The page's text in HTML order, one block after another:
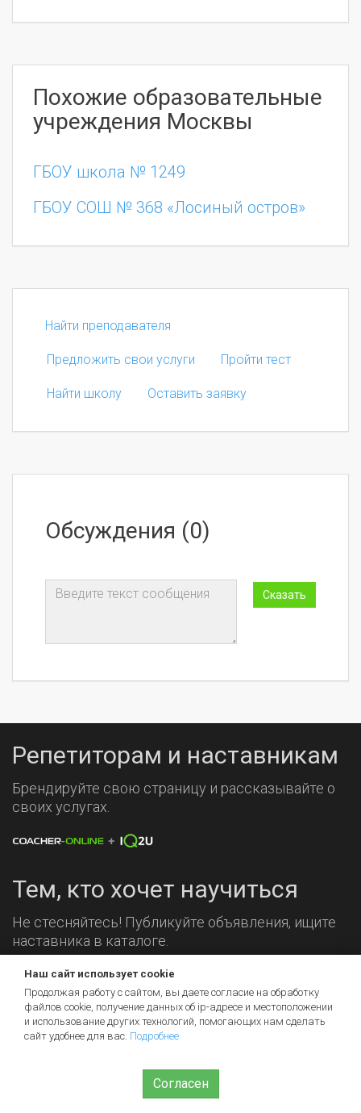
Похожие образовательные
учреждения Москвы
ГБОУ школа № 1249
ГБОУ СОШ № 368 «Лосиный остров»
Найти преподавателя
Предложить свои услуги Пройти тест
Найти школу Оставить заявку
Обсуждения (0)
Репетиторам и наставникам
Брендируйте свою страницу и рассказывайте о
своих услугах.
Тем, кто хочет научиться
Не стесняйтесь! Публикуйте объявления, ищите
наставника в каталоге.
Мы на связи!
Пользовательское соглашение
Наш сайт использует cookie
Продолжая работу с сайтом, вы даете согласие на обработку
файлов cookie, получение данных об ip-адресе и местоположении
и использование других технологий, помогающих нам сделать
сайт удобнее для вас. Подробнее
Согласен